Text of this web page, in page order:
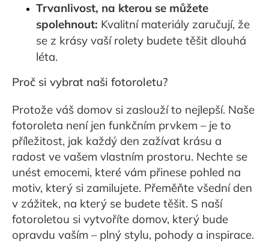
Trvanlivost, na kterou se můžete
spolehnout: Kvalitní materiály zaručují, že
se z krásy vaší rolety budete těšit dlouhá
léta.
Proč si vybrat naši fotoroletu?
Protože váš domov si zaslouží to nejlepší. Naše
fotoroleta není jen funkčním prvkem – je to
příležitost, jak každý den zažívat krásu a
radost ve vašem vlastním prostoru. Nechte se
unést emocemi, které vám přinese pohled na
motiv, který si zamilujete. Přeměňte všední den
v zážitek, na který se budete těšit. S naší
fotoroletou si vytvoříte domov, který bude
opravdu vaším – plný stylu, pohody a inspirace.